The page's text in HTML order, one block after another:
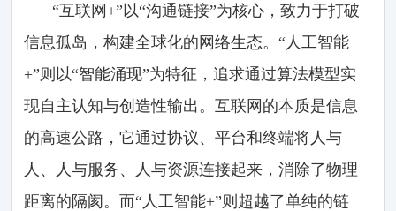
“互联网+”以“沟通链接”为核心，致力于打破
信息孤岛，构建全球化的网络生态。“人工智能
+”则以“智能涌现”为特征，追求通过算法模型实
现自主认知与创造性输出。互联网的本质是信息
的高速公路，它通过协议、平台和终端将人与
人、人与服务、人与资源连接起来，消除了物理
距离的隔阂。而“人工智能+”则超越了单纯的链